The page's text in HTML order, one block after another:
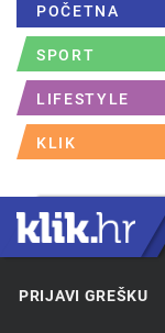
POČETNA
SPORT
LIFESTYLE
KLIK
PRIJAVI GREŠKU